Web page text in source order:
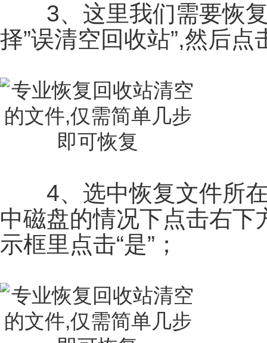
3、这里我们需要恢复
择”误清空回收站”,然后点
4、选中恢复文件所在
中磁盘的情况下点击右下
示框里点击“是”；